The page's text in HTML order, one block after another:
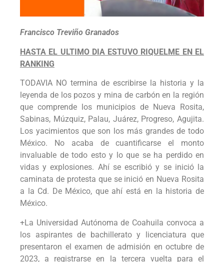
Francisco Treviño Granados
HASTA EL ULTIMO DIA ESTUVO RIQUELME EN EL
RANKING
TODAVIA NO termina de escribirse la historia y la
leyenda de los pozos y mina de carbón en la región
que comprende los municipios de Nueva Rosita,
Sabinas, Múzquiz, Palau, Juárez, Progreso, Agujita.
Los yacimientos que son los más grandes de todo
México. No acaba de cuantificarse el monto
invaluable de todo esto y lo que se ha perdido en
vidas y explosiones. Ahí se escribió y se inició la
caminata de protesta que se inició en Nueva Rosita
a la Cd. De México, que ahí está en la historia de
México.
+La Universidad Autónoma de Coahuila convoca a
los aspirantes de bachillerato y licenciatura que
presentaron el examen de admisión en octubre de
2023, a registrarse en la tercera vuelta para el